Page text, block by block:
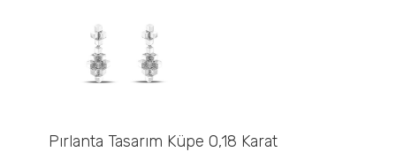
Pırlanta Tasarım Küpe 0,18 Karat